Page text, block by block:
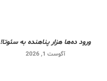
ورود ده‌ها هزار پناهنده به سئوتا!
آگوست 1, 2026